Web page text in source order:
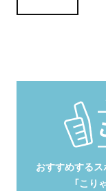
おすすめする
「こり